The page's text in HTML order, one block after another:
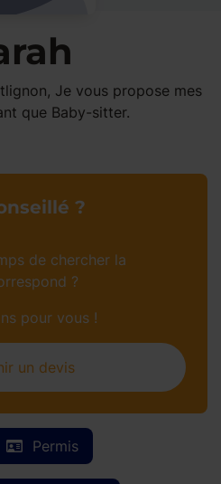
Je vous propose mes
que Baby-sitter.
Permis
?
de chercher la
?
pour vous !
un devis